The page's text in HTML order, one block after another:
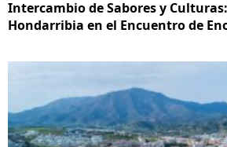
Intercambio de Sabores y
Hondarribia en el Encuentro de